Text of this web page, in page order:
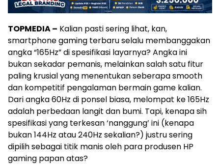
TOPMEDIA – Kalian pasti sering lihat, kan,
smartphone gaming terbaru selalu membanggakan
angka “165Hz” di spesifikasi layarnya? Angka ini
bukan sekadar pemanis, melainkan salah satu fitur
paling krusial yang menentukan seberapa smooth
dan kompetitif pengalaman bermain game kalian.
Dari angka 60Hz di ponsel biasa, melompat ke 165Hz
adalah perbedaan langit dan bumi. Tapi, kenapa sih
spesifikasi yang terkesan ‘nanggung’ ini (kenapa
bukan 144Hz atau 240Hz sekalian?) justru sering
dipilih sebagai titik manis oleh para produsen HP
gaming papan atas?